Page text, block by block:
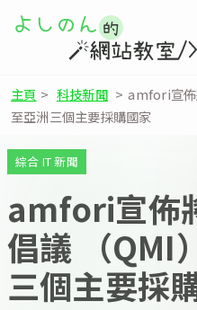
主頁 > 科技新聞 > amfori宣佈
至亞洲三個主要採購國家
綜合 IT 新聞
amfori宣佈
倡議 （QMI
三個主要採